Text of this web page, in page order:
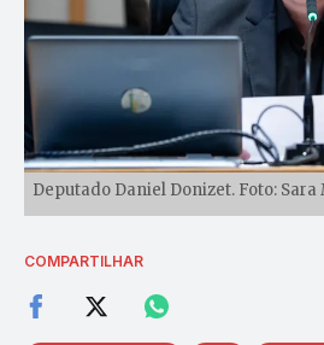
Deputado Daniel Donizet. Foto:
COMPARTILHAR